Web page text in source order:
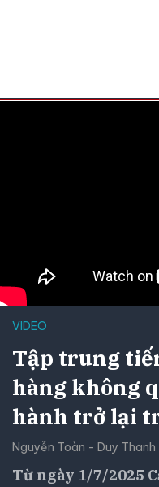
VIDEO
Tập trung
hàng không
hành trở lại
Nguyễn Toàn - Duy
Từ ngày 1/7/2025